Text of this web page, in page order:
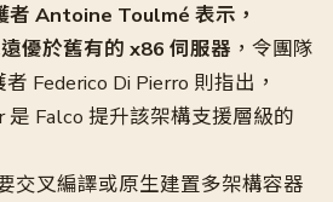
Antoine Toulmé 表示，
優於舊有的 x86 伺服器 ，令團隊
Federico Di Pierro 則指出，
Falco 提升該架構支援層級的
交叉編譯或原生建置多架構容器